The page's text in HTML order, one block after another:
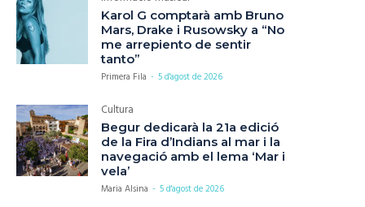
Karol G comptarà amb Bruno
Mars, Drake i Rusowsky a “No
me arrepiento de sentir
tanto”
Primera Fila - 5 d'agost de 2026
Cultura
Begur dedicarà la 21a edició
de la Fira d’Indians al mar i la
navegació amb el lema ‘Mar i
vela’
Maria Alsina - 5 d'agost de 2026